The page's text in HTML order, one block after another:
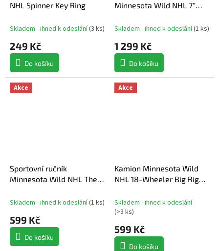
NHL Spinner Key Ring
Skladem - ihned k odeslání(3 ks)
249 Kč
Do košíku
Minnesota Wild NHL 7"
Skladem - ihned k odeslání(1 ks)
1 299 Kč
Do košíku
Akce
Sportovní ručník
Minnesota Wild NHL The
Skladem - ihned k odeslání(1 ks)
599 Kč
Do košíku
Akce
Kamion Minnesota Wild
NHL 18-Wheeler Big Rig
Skladem - ihned k odeslání
(>3 ks)
599 Kč
Do košíku